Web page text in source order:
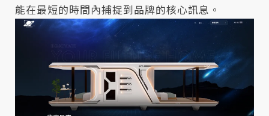
能在最短的時間內捕捉到品牌的核心訊息。